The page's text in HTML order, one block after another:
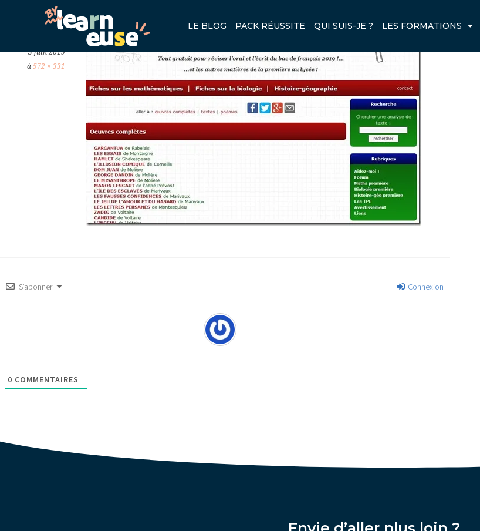
LE BLOG PACK RÉUSSITE QUI SUIS-JE ? LES FORMATIONS
3 juin 2019
à 572 × 331
S’abonner Connexion
0 COMMENTAIRES